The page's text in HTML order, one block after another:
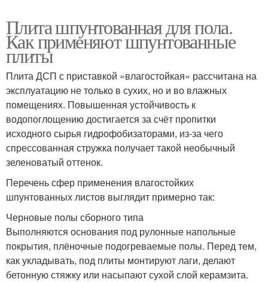
Плита шпунтованная для пола.
Как применяют шпунтованные
плиты
Плита ДСП с приставкой «влагостойкая» рассчитана на
эксплуатацию не только в сухих, но и во влажных
помещениях. Повышенная устойчивость к
водопоглощению достигается за счёт пропитки
исходного сырья гидрофобизаторами, из-за чего
спрессованная стружка получает такой необычный
зеленоватый оттенок.
Перечень сфер применения влагостойких
шпунтованных листов выглядит примерно так:
Черновые полы сборного типа
Выполняются основания под рулонные напольные
покрытия, плёночные подогреваемые полы. Перед тем,
как укладывать, под плиты монтируют лаги, делают
бетонную стяжку или насыпают сухой слой керамзита.